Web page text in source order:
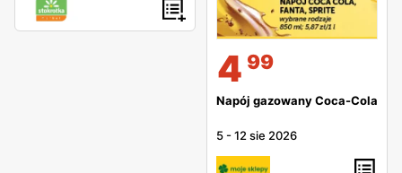
4 99
Napój gazowany Coca-Cola
5 -12 sie 2026